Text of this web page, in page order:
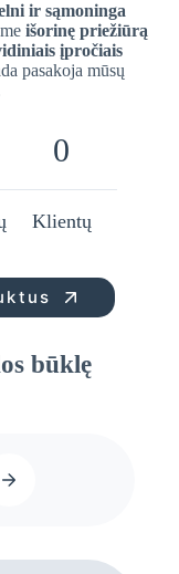
ir sąmoninga
išorinę priežiūrą
įpročiais
pasakoja mūsų
0
Klientų
būklę